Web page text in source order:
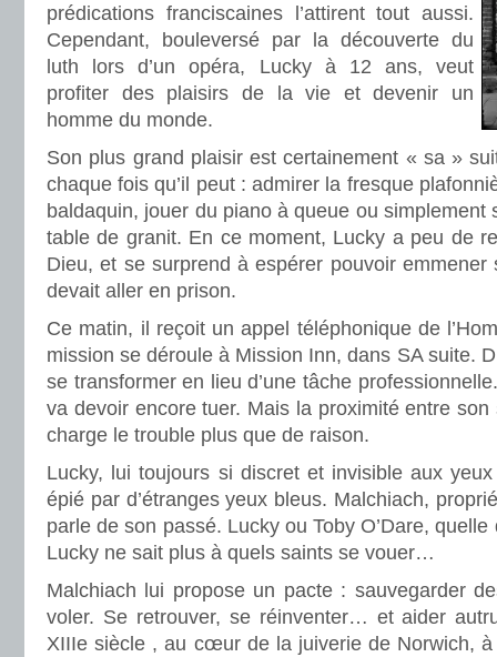
prédications franciscaines l’attirent tout aussi.
Cependant, bouleversé par la découverte du
luth lors d’un opéra, Lucky à 12 ans, veut
profiter des plaisirs de la vie et devenir un
homme du monde.
Son plus grand plaisir est certainement « sa »
chaque fois qu’il peut : admirer la fresque
baldaquin, jouer du piano à queue ou simplement
table de granit. En ce moment, Lucky a peu de
Dieu, et se surprend à espérer pouvoir emmener
devait aller en prison.
Ce matin, il reçoit un appel téléphonique de
mission se déroule à Mission Inn, dans SA suite.
se transformer en lieu d’une tâche
va devoir encore tuer. Mais la proximité entre son
charge le trouble plus que de raison.
Lucky, lui toujours si discret et invisible aux
épié par d’étranges yeux bleus. Malchiach,
parle de son passé. Lucky ou Toby O’Dare,
Lucky ne sait plus à quels saints se vouer…
Malchiach lui propose un pacte : sauvegarder
voler. Se retrouver, se réinventer… et aider
XIIIe siècle , au cœur de la juiverie de Norwich,